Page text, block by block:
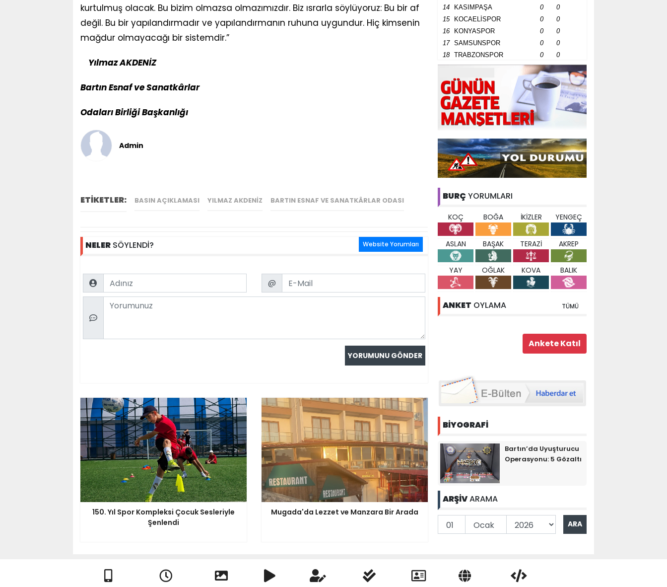
kurtulmuş olacak. Bu bizim olmazsa olmazımızdır. Biz ısrarla söylüyoruz: Bu bir af
değil. Bu bir yapılandırmadır ve yapılandırmanın ruhuna uygundur. Hiç kimsenin
mağdur olmayacağı bir sistemdir.”
Yılmaz AKDENİZ
Bartın Esnaf ve Sanatkârlar
Odaları Birliği Başkanlığı
Admin
ETİKETLER: BASIN AÇIKLAMASI YILMAZ AKDENİZ BARTIN ESNAF VE SANATKÂRLAR ODASI
NELER SÖYLENDİ? Website Yorumları
Name Email
@
Comment
150. Yıl Spor Kompleksi Çocuk Sesleriyle
Şenlendi
Mugada'da Lezzet ve Manzara Bir Arada
14
KASIMPAŞA 0
0
15
KOCAELİSPOR 0
0
16
KONYASPOR 0
0
17
SAMSUNSPOR 0
0
18
TRABZONSPOR 0 0
BURÇ YORUMLARI
KOÇ BOĞA İKİZLER YENGEÇ
ASLAN BAŞAK TERAZİ AKREP
YAY OĞLAK KOVA BALIK
ANKET OYLAMA TÜMÜ
BİYOGRAFİ
Bartın’da Uyuşturucu
Operasyonu: 5 Gözaltı
ARŞİVARAMA